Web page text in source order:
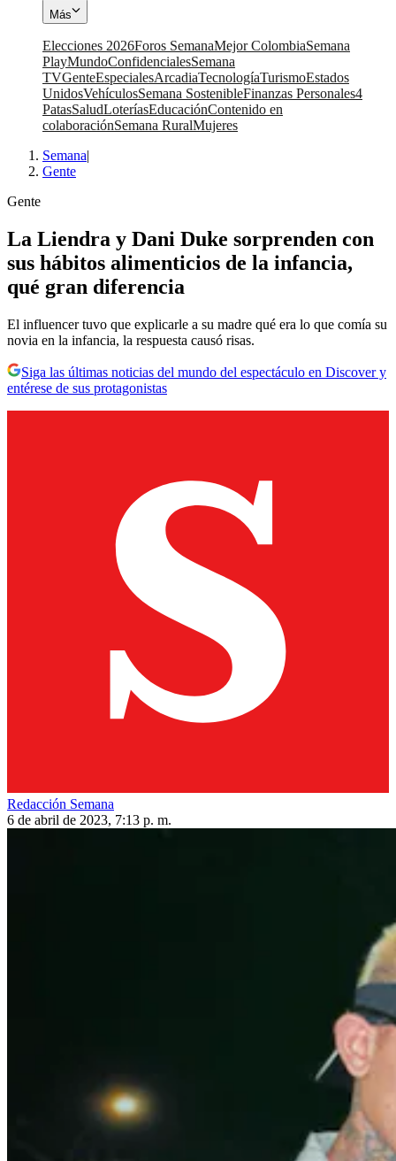
Más
Elecciones 2026Foros SemanaMejor ColombiaSemana
PlayMundoConfidencialesSemana
TVGenteEspecialesArcadiaTecnologíaTurismoEstados
UnidosVehículosSemana SostenibleFinanzas Personales4
PatasSaludLoteríasEducaciónContenido en
colaboraciónSemana RuralMujeres
Semana|
Gente
Gente
La Liendra y Dani Duke sorprenden con
sus hábitos alimenticios de la infancia,
qué gran diferencia
El influencer tuvo que explicarle a su madre qué era lo que comía su
novia en la infancia, la respuesta causó risas.
Siga las últimas noticias del mundo del espectáculo en Discover y
entérese de sus protagonistas
Redacción Semana
6 de abril de 2023, 7:13 p. m.